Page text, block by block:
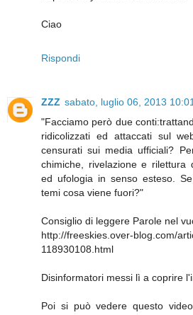
Ciao
Rispondi
ZZZ sabato, luglio 06, 2013
"Facciamo però due
ridicolizzati ed attaccati sul
censurati sui media ufficiali?
chimiche, rivelazione e rilettura
ed ufologia in senso esteso.
temi cosa viene fuori?"
Consiglio di leggere Parole nel
http://freeskies.over-blog.com/
118930108.html
Disinformatori messi lì a coprire
Poi si può vedere questo